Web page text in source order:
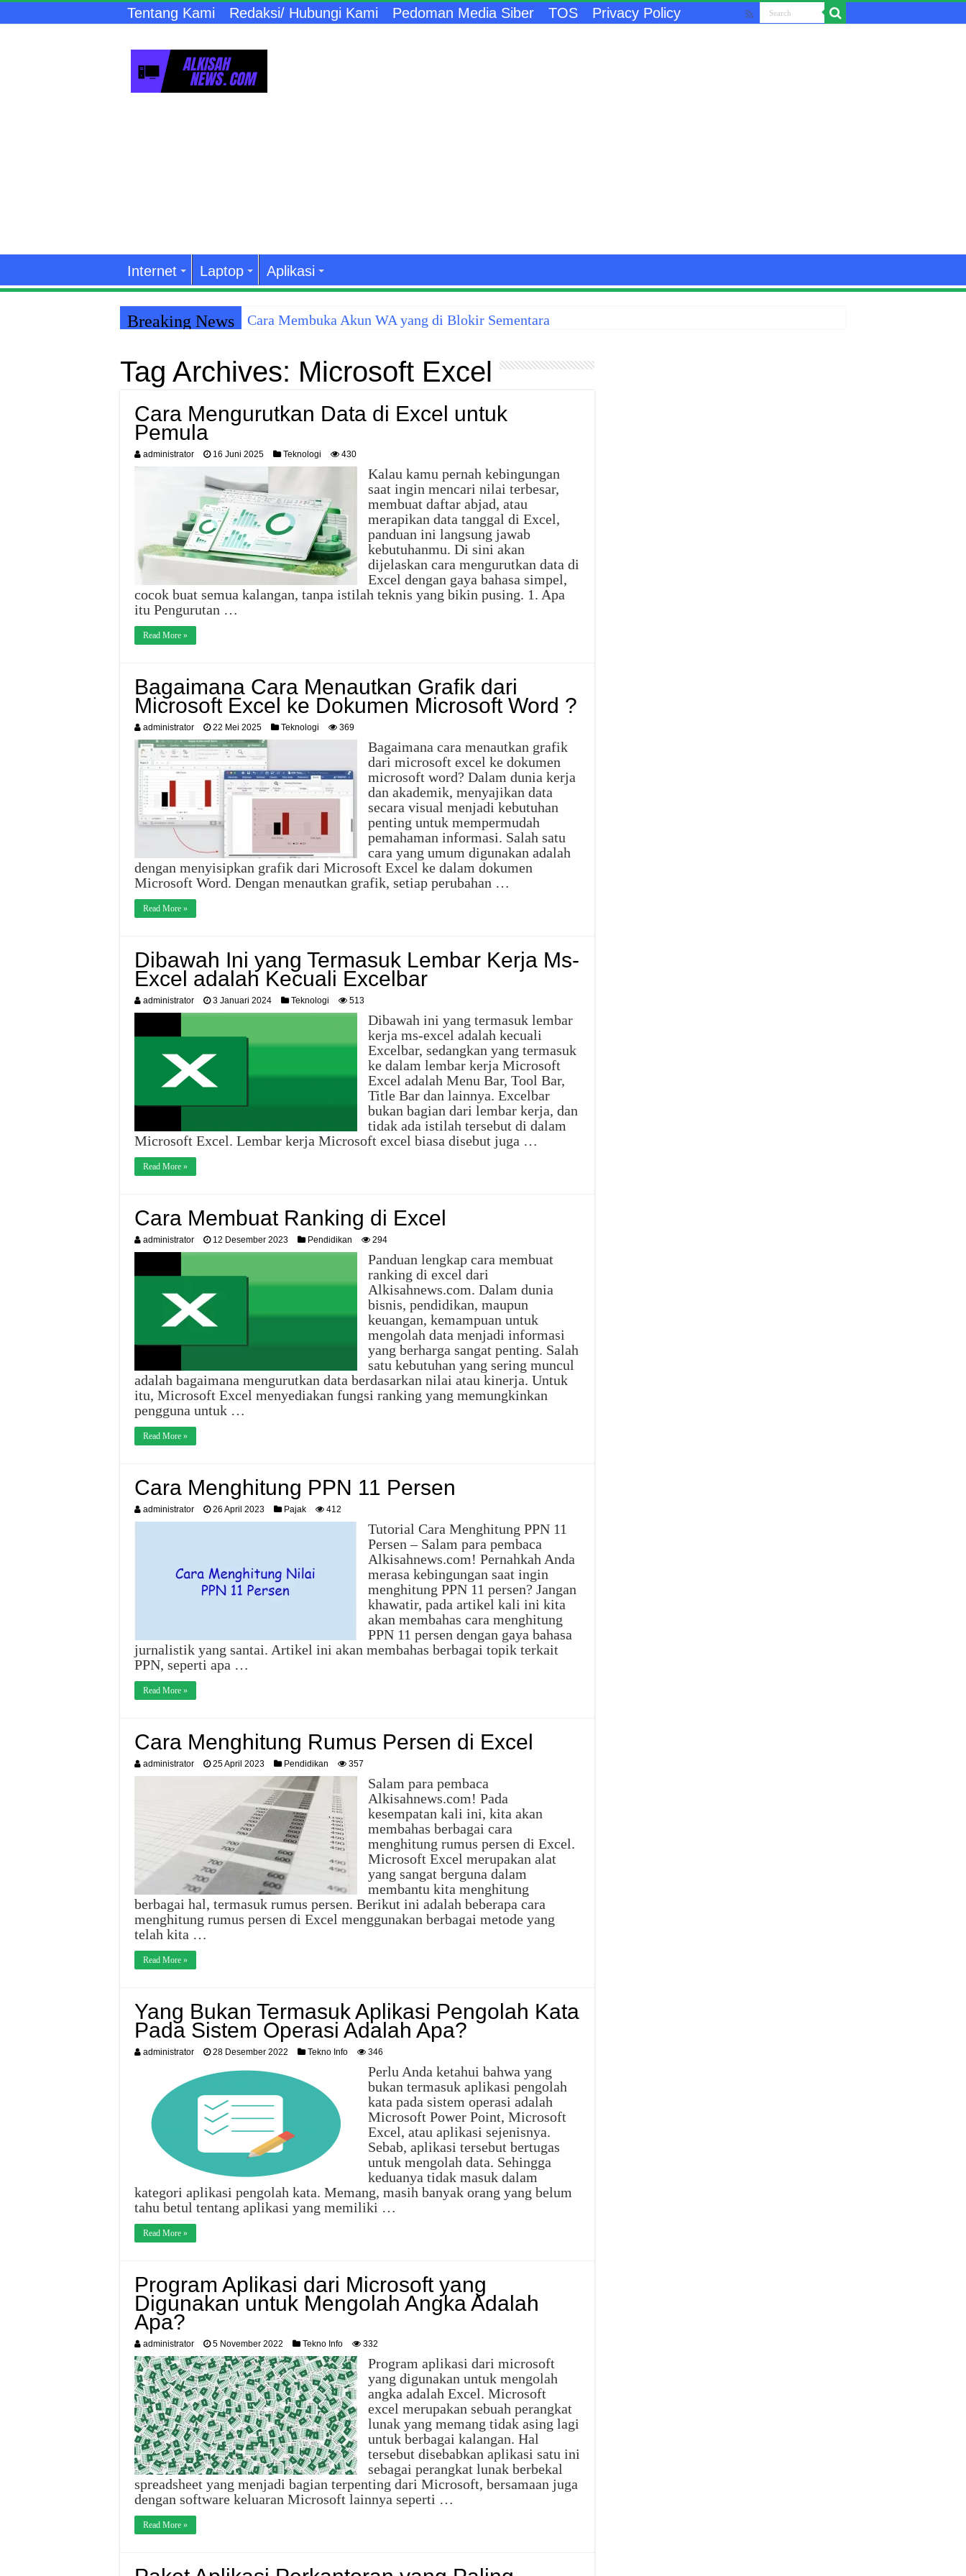
Tentang Kami Redaksi/ Hubungi Kami Pedoman Media Siber TOS Privacy Policy
Internet Laptop Aplikasi
Breaking News Cara Membuka Akun WA yang di Blokir Sementara
Tag Archives: Microsoft Excel
Cara Mengurutkan Data di Excel untuk
Pemula
administrator 16 Juni 2025 Teknologi 430
Kalau kamu pernah kebingungan
saat ingin mencari nilai terbesar,
membuat daftar abjad, atau
merapikan data tanggal di Excel,
panduan ini langsung jawab
kebutuhanmu. Di sini akan
dijelaskan cara mengurutkan data di
Excel dengan gaya bahasa simpel,
cocok buat semua kalangan, tanpa istilah teknis yang bikin pusing. 1. Apa
itu Pengurutan …
Read More »
Bagaimana Cara Menautkan Grafik dari
Microsoft Excel ke Dokumen Microsoft Word ?
administrator 22 Mei 2025 Teknologi 369
Bagaimana cara menautkan grafik
dari microsoft excel ke dokumen
microsoft word? Dalam dunia kerja
dan akademik, menyajikan data
secara visual menjadi kebutuhan
penting untuk mempermudah
pemahaman informasi. Salah satu
cara yang umum digunakan adalah
dengan menyisipkan grafik dari Microsoft Excel ke dalam dokumen
Microsoft Word. Dengan menautkan grafik, setiap perubahan …
Read More »
Dibawah Ini yang Termasuk Lembar Kerja Ms-
Excel adalah Kecuali Excelbar
administrator 3 Januari 2024 Teknologi 513
Dibawah ini yang termasuk lembar
kerja ms-excel adalah kecuali
Excelbar, sedangkan yang termasuk
ke dalam lembar kerja Microsoft
Excel adalah Menu Bar, Tool Bar,
Title Bar dan lainnya. Excelbar
bukan bagian dari lembar kerja, dan
tidak ada istilah tersebut di dalam
Microsoft Excel. Lembar kerja Microsoft excel biasa disebut juga …
Read More »
Cara Membuat Ranking di Excel
administrator 12 Desember 2023 Pendidikan 294
Panduan lengkap cara membuat
ranking di excel dari
Alkisahnews.com. Dalam dunia
bisnis, pendidikan, maupun
keuangan, kemampuan untuk
mengolah data menjadi informasi
yang berharga sangat penting. Salah
satu kebutuhan yang sering muncul
adalah bagaimana mengurutkan data berdasarkan nilai atau kinerja. Untuk
itu, Microsoft Excel menyediakan fungsi ranking yang memungkinkan
pengguna untuk …
Read More »
Cara Menghitung PPN 11 Persen
administrator 26 April 2023 Pajak 412
Tutorial Cara Menghitung PPN 11
Persen – Salam para pembaca
Alkisahnews.com! Pernahkah Anda
merasa kebingungan saat ingin
menghitung PPN 11 persen? Jangan
khawatir, pada artikel kali ini kita
akan membahas cara menghitung
PPN 11 persen dengan gaya bahasa
jurnalistik yang santai. Artikel ini akan membahas berbagai topik terkait
PPN, seperti apa …
Read More »
Cara Menghitung Rumus Persen di Excel
administrator 25 April 2023 Pendidikan 357
Salam para pembaca
Alkisahnews.com! Pada
kesempatan kali ini, kita akan
membahas berbagai cara
menghitung rumus persen di Excel.
Microsoft Excel merupakan alat
yang sangat berguna dalam
membantu kita menghitung
berbagai hal, termasuk rumus persen. Berikut ini adalah beberapa cara
menghitung rumus persen di Excel menggunakan berbagai metode yang
telah kita …
Read More »
Yang Bukan Termasuk Aplikasi Pengolah Kata
Pada Sistem Operasi Adalah Apa?
administrator 28 Desember 2022 Tekno Info 346
Perlu Anda ketahui bahwa yang
bukan termasuk aplikasi pengolah
kata pada sistem operasi adalah
Microsoft Power Point, Microsoft
Excel, atau aplikasi sejenisnya.
Sebab, aplikasi tersebut bertugas
untuk mengolah data. Sehingga
keduanya tidak masuk dalam
kategori aplikasi pengolah kata. Memang, masih banyak orang yang belum
tahu betul tentang aplikasi yang memiliki …
Read More »
Program Aplikasi dari Microsoft yang
Digunakan untuk Mengolah Angka Adalah
Apa?
administrator 5 November 2022 Tekno Info 332
Program aplikasi dari microsoft
yang digunakan untuk mengolah
angka adalah Excel. Microsoft
excel merupakan sebuah perangkat
lunak yang memang tidak asing lagi
untuk berbagai kalangan. Hal
tersebut disebabkan aplikasi satu ini
sebagai perangkat lunak berbekal
spreadsheet yang menjadi bagian terpenting dari Microsoft, bersamaan juga
dengan software keluaran Microsoft lainnya seperti …
Read More »